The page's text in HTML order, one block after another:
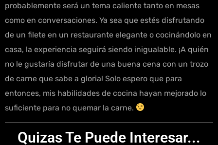
probablemente será un tema caliente tanto en mesas
como en conversaciones. Ya sea que estés disfrutando
de un filete en un restaurante elegante o cocinándolo en
casa, la experiencia seguirá siendo inigualable. ¡A quién
no le gustaría disfrutar de una buena cena con un trozo
de carne que sabe a gloria! Solo espero que para
entonces, mis habilidades de cocina hayan mejorado lo
suficiente para no quemar la carne.
Quizas Te Puede Interesar...